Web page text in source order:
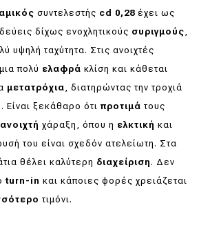
συντελεστής cd 0,28 έχει ως
δίχως ενοχλητικούς συριγμούς
υψηλή ταχύτητα. Στις ανοιχτές
πολύ ελαφρά κλίση και κάθεται
μετατρόχια , διατηρώντας την τροχιά
. Είναι ξεκάθαρο ότι προτιμά τους
ανοιχτή χάραξη, όπου η ελκτική και
του είναι σχεδόν ατελείωτη. Στα
θέλει καλύτερη διαχείριση . Δεν
turn-in και κάποιες φορές χρειάζεται
τιμόνι.